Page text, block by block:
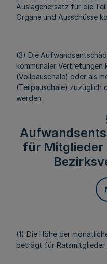
Auslagenersatz für die
Organe und Ausschüsse
(3) Die
kommunaler Vertretungen
(Vollpauschale) oder als
(Teilpauschale) zuzüglich
werden.
für Mitglieder
(1) Die Höhe der
beträgt für Ratsmitglieder